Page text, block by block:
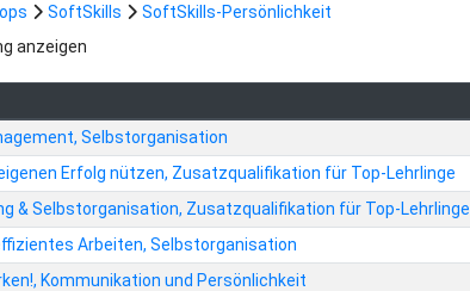
SoftSkills
SoftSkills-Persönlichkeit
anzeigen
Selbstorganisation
Erfolg nützen, Zusatzqualifikation für Top-Lehrlinge
& Selbstorganisation, Zusatzqualifikation für Top-Lehrlinge
Arbeiten, Selbstorganisation
Kommunikation und Persönlichkeit